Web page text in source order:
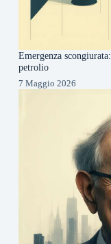
Emergenza
petrolio
7 Maggio 2026